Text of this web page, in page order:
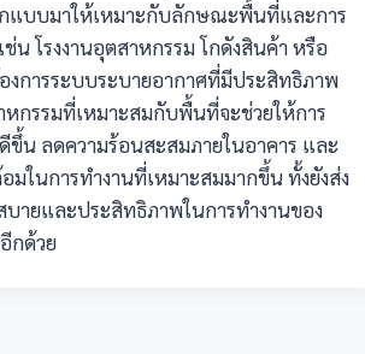
แบบมาให้เหมาะกับลักษณะพื้นที่และการ
น โรงงานอุตสาหกรรม โกดังสินค้า หรือ
การระบบระบายอากาศที่มีประสิทธิภาพ
กรรมที่เหมาะสมกับพื้นที่จะช่วยให้การ
ขึ้น ลดความร้อนสะสมภายในอาคาร และ
มในการทำงานที่เหมาะสมมากขึ้น ทั้งยังส่ง
ายและประสิทธิภาพในการทำงานของ
กด้วย